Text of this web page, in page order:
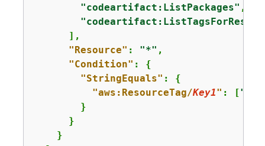
"codeartifact:ListPackages" ,
      ],
"Resource" : "*" ,
"Condition" : {
"StringEquals" : {
"aws:ResourceTag/Key1" : ["
        }
      }
    }